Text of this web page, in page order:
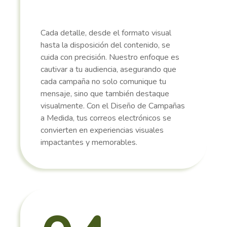
Cada detalle, desde el formato visual
hasta la disposición del contenido, se
cuida con precisión. Nuestro enfoque es
cautivar a tu audiencia, asegurando que
cada campaña no solo comunique tu
mensaje, sino que también destaque
visualmente. Con el Diseño de Campañas
a Medida, tus correos electrónicos se
convierten en experiencias visuales
impactantes y memorables.